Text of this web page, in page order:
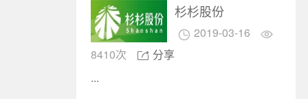
杉杉股份
 2019-03-16 
8410次  分享
...